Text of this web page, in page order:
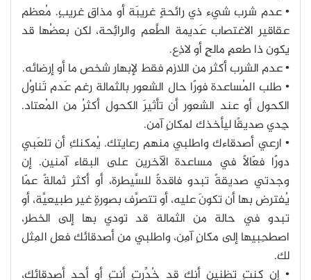
• عدم شرب شيء ذي رائحةٍ غريبَة أو مذاقٍ غريبٍ. مُعظم
عقاقير الاغتصاب عَديمة الطَّعم والرائِحة، لكن بعضُها قد
يكون ذا طعمٍ مالحٍ أو لاذِع.
• عدم الشرب أكثر من اللازم فقط لإبهار شخص ما أو إرضائه.
• طلب المُساعدة فورًا حال الشعور بالثمالة رغم عَدم تَناوُل
الكحول أو عند الشعور أن تأثيرَ الكحول أكثرُ من المُعتاد.
جِدي صديقًا ليأخذك لمكانٍ آمن.
• ارعي أصدقاءك واطلبي منهم رعايتك. يُمكنكِ أن تلعَبي
دورًا فعّالًا في مساعدة الآخرين على البقاء آمنين. إن
وجدتي صديقةً تبدو فاقدةً للسَّيطرة، أو أكثر ثمالةً عمّا
يُفترض بها أن تكونَ عليه، أو تتصرَّف بصورةٍ غير طبيعيَّة، أو
تبدو في حالة من الثمالة قد تودي بها إلى الخطر،
اصطحِبيها إلى مكانٍ آمِن، واطلبي من أصدقائك فعل المِثل
لك.
• إن كنتِ تظنين أنك قد خُدِّرتِ أنتِ أو أحد أصدقائك،